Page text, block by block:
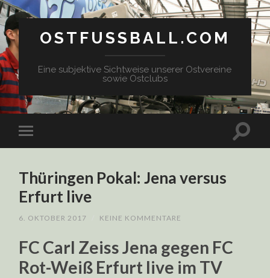
OSTFUSSBALL.COM
Eine subjektive Sichtweise unserer Ostvereine
sowie Ostclubs
Thüringen Pokal: Jena versus
Erfurt live
6. OKTOBER 2017 KEINE KOMMENTARE
FC Carl Zeiss Jena gegen FC
Rot-Weiß Erfurt live im TV